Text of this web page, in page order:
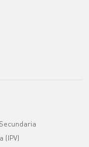
(IPV)